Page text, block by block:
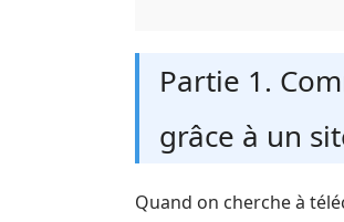
Partie 1.
grâce à un
Quand on cherche à